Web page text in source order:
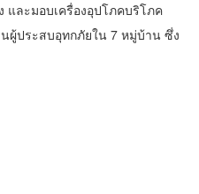
และมอบเครื่องอุปโภคบริโภค
ผู้ประสบอุทกภัยใน 7 หมู่บ้าน ซึ่ง